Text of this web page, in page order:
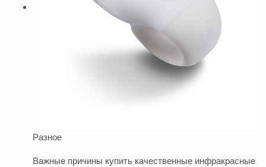
Разное
Важные причины купить качественные инфракрасные